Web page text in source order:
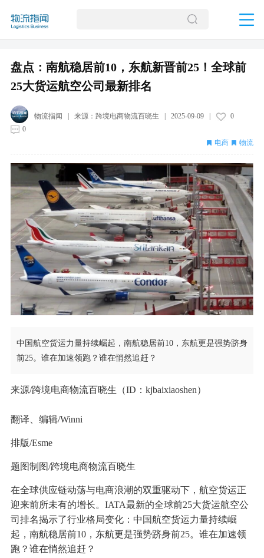
盘点：南航稳居前10，东航新晋前25！全球前
25大货运航空公司最新排名
物流指闻 | 来源： 跨境电商物流百晓生 2025-09-09|
0
0
电商
物流
中国航空货运力量持续崛起，南航稳居前10，东航更是强势跻身
前25。谁在加速领跑？谁在悄然追赶？
来源/跨境电商物流百晓生（ID：kjbaixiaoshen）
翻译、编辑/Winni
排版/Esme
题图制图/跨境电商物流百晓生
在全球供应链动荡与电商浪潮的双重驱动下，航空货运正
迎来前所未有的增长。IATA最新的全球前25大货运航空公
司排名揭示了行业格局变化：中国航空货运力量持续崛
起，南航稳居前10，东航更是强势跻身前25。谁在加速领
跑？谁在悄然追赶？